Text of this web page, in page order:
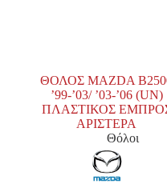
ΘΟΛΟΣ MAZDA
’99-’03/ ’03-’06 (UN)
ΠΛΑΣΤΙΚΟΣ
ΑΡΙΣΤΕΡΑ
Θόλοι